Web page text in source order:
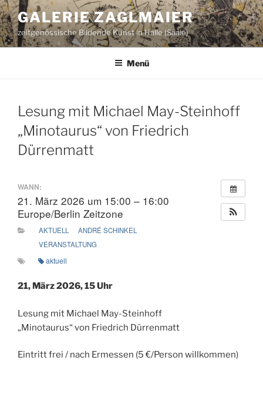
Zum
Inhalt
springen
GALERIE ZAGLMAIER
zeitgenössische Bildende Kunst in Halle (Saale)
Menü
Lesung mit Michael May-Steinhoff
„Minotaurus“ von Friedrich
Dürrenmatt
WANN:
21. März 2026 um 15:00 – 16:00
Europe/Berlin Zeitzone
AKTUELL
ANDRÉ SCHINKEL
VERANSTALTUNG
aktuell
21, März 2026, 15 Uhr
Lesung mit Michael May-Steinhoff
„Minotaurus“ von Friedrich Dürrenmatt
Eintritt frei / nach Ermessen (5 €/Person willkommen)